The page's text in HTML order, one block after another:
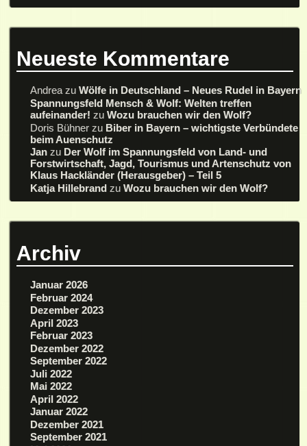
Neueste Kommentare
AndreazuWölfe in Deutschland – Neues Rudel in Bayern
Spannungsfeld Mensch & Wolf: Welten treffen
aufeinander! zuWozu brauchen wir den Wolf?
Doris Bühner zu Biber in Bayern – wichtigste Verbündete
beim Auenschutz
Jan zu Der Wolf im Spannungsfeld von Land- und
Forstwirtschaft, Jagd, Tourismus und Artenschutz von
Klaus Hackländer (Herausgeber) – Teil 5
Katja Hillebrand zuWozu brauchen wir den Wolf?
Archiv
Januar 2026
Februar 2024
Dezember 2023
April 2023
Februar 2023
Dezember 2022
September 2022
Juli 2022
Mai 2022
April 2022
Januar 2022
Dezember 2021
September 2021